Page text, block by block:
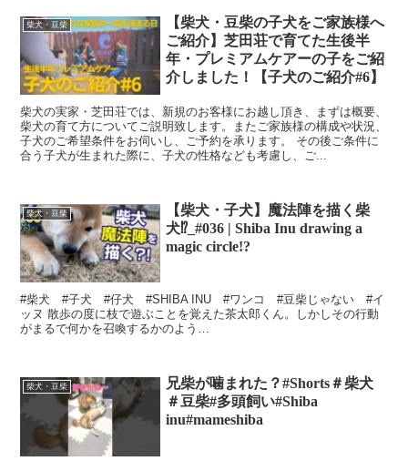
柴犬・豆柴
【柴犬・豆柴の子犬をご家族様へ
ご紹介】芝田荘で育てた生後半
年・プレミアムケアーの子をご紹
介しました！【子犬のご紹介#6】
柴犬の実家・芝田荘では、新規のお客様にお越し頂き、まずは概要、
柴犬の育て方についてご説明致します。またご家族様の構成や状況、
子犬のご希望条件をお伺いし、ご予約を承ります。 その後ご条件に
合う子犬が生まれた際に、子犬の性格なども考慮し、ご...
柴犬・豆柴
【柴犬・子犬】魔法陣を描く柴
犬⁉_#036 | Shiba Inu drawing a
magic circle!?
#柴犬 #子犬 #仔犬 #SHIBA INU #ワンコ #豆柴じゃない #イ
ッヌ 散歩の度に枝で遊ぶことを覚えた茶太郎くん。しかしその行動
がまるで何かを召喚するかのよう…
柴犬・豆柴
兄柴が噛まれた？#Shorts＃柴犬
＃豆柴#多頭飼い#Shiba
inu#mameshiba